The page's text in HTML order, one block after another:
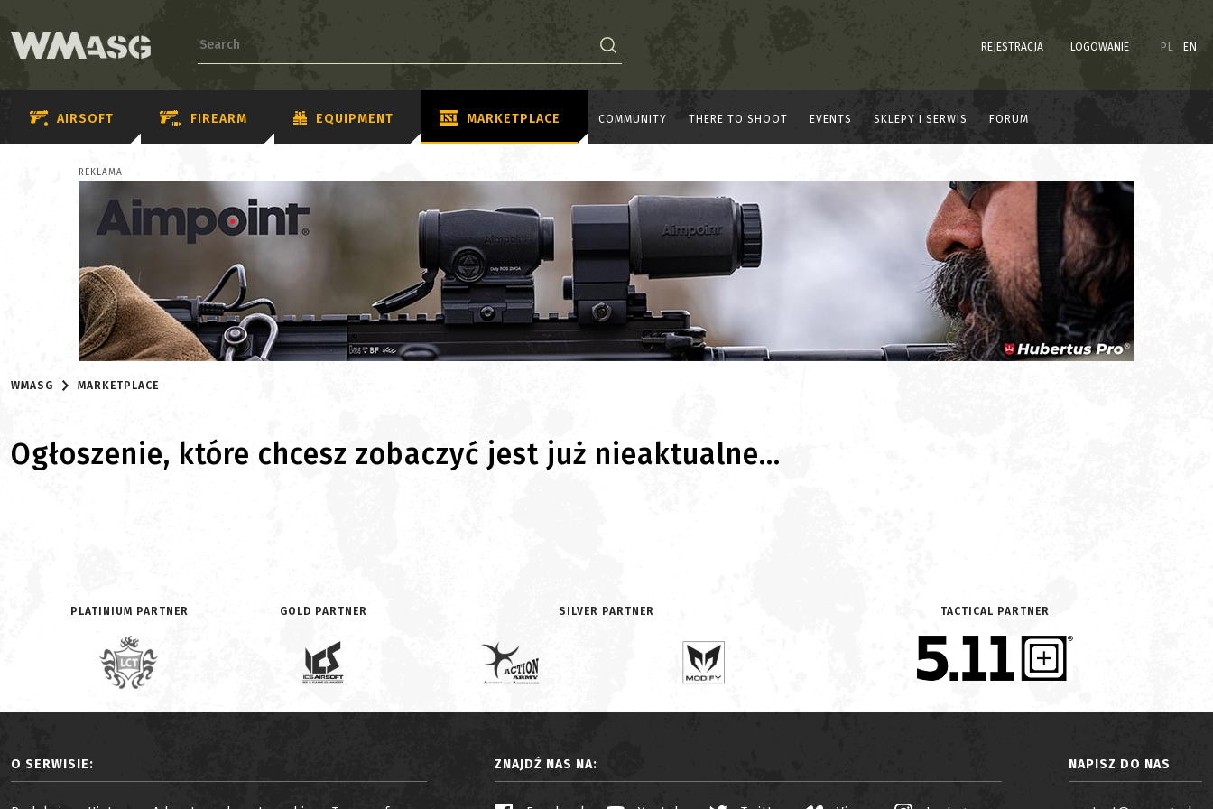
REJESTRACJA LOGOWANIE PL EN
AIRSOFT FIREARM EQUIPMENT MARKETPLACE COMMUNITY THERE TO SHOOT EVENTS SKLEPY I SERWIS FORUM
REKLAMA
WMASG MARKETPLACE
Ogłoszenie, które chcesz zobaczyć jest już nieaktualne...
PLATINIUM PARTNER GOLD PARTNER SILVER PARTNER TACTICAL PARTNER
O SERWISIE: ZNAJDŹ NAS NA: NAPISZ DO NAS